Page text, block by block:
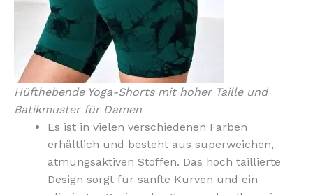
Hüfthebende Yoga-Shorts mit hoher Taille und
Batikmuster für Damen
Es ist in vielen verschiedenen Farben
erhältlich und besteht aus superweichen,
atmungsaktiven Stoffen. Das hoch taillierte
Design sorgt für sanfte Kurven und ein